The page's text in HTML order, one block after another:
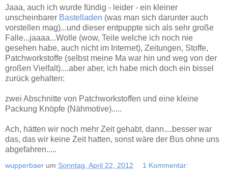
Jaaa, auch ich wurde fündig - leider - ein kleiner
unscheinbarer Bastelladen (was man sich darunter auch
vorstellen mag)...und dieser entpuppte sich als sehr große
Falle...jaaaa...Wolle (wow, Teile welche ich noch nie
gesehen habe, auch nicht im Internet), Zeitungen, Stoffe,
Patchworkstoffe (selbst meine Ma war hin und weg von der
großen Vielfalt)....aber aber, ich habe mich doch ein bissel
zurück gehalten:
zwei Abschnitte von Patchworkstoffen und eine kleine
Packung Knöpfe (Nähmotive).....
Ach, hätten wir noch mehr Zeit gehabt, dann....besser war
das, das wir keine Zeit hatten, sonst wäre der Bus ohne uns
abgefahren.....
wupperbaer um Sonntag, April 22, 2012 1 Kommentar: